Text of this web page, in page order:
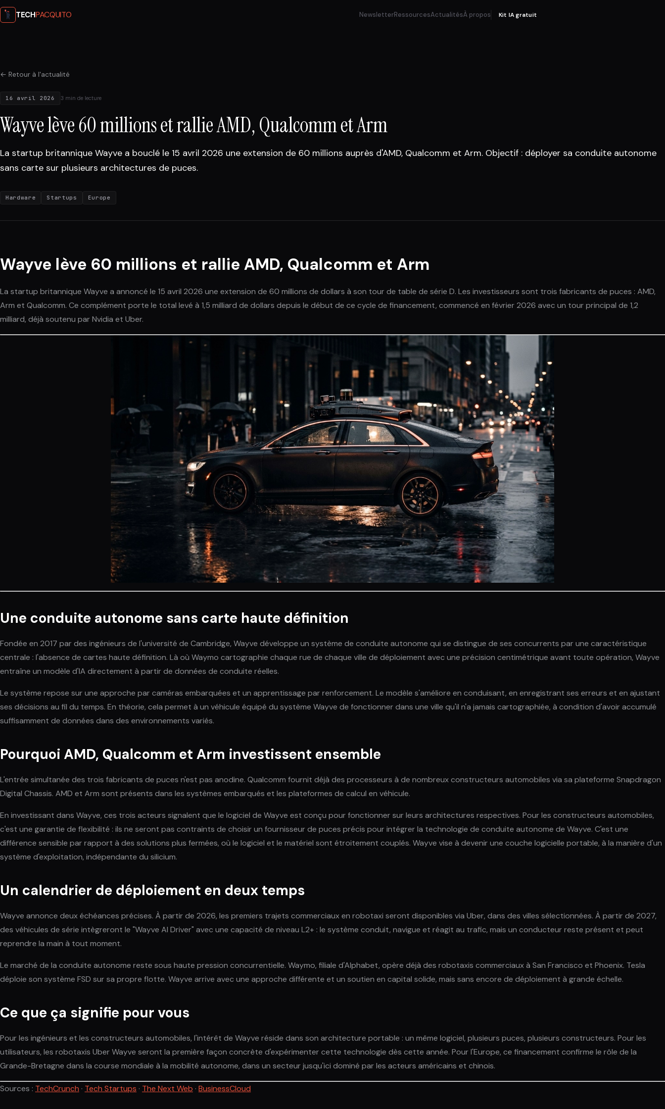
TECHPACQUITO NewsletterRessourcesActualitésÀ propos Kit IA gratuit
← Retour à l'actualité
16 avril 2026 3 min de lecture
Wayve lève 60 millions et rallie AMD, Qualcomm et Arm
La startup britannique Wayve a bouclé le 15 avril 2026 une extension de 60 millions auprès d'AMD, Qualcomm et Arm. Objectif : déployer sa conduite autonome
sans carte sur plusieurs architectures de puces.
Hardware Startups Europe
Wayve lève 60 millions et rallie AMD, Qualcomm et Arm
La startup britannique Wayve a annoncé le 15 avril 2026 une extension de 60 millions de dollars à son tour de table de série D. Les investisseurs sont trois fabricants de puces : AMD,
Arm et Qualcomm. Ce complément porte le total levé à 1,5 milliard de dollars depuis le début de ce cycle de financement, commencé en février 2026 avec un tour principal de 1,2
milliard, déjà soutenu par Nvidia et Uber.
Une conduite autonome sans carte haute définition
Fondée en 2017 par des ingénieurs de l'université de Cambridge, Wayve développe un système de conduite autonome qui se distingue de ses concurrents par une caractéristique
centrale : l'absence de cartes haute définition. Là où Waymo cartographie chaque rue de chaque ville de déploiement avec une précision centimétrique avant toute opération, Wayve
entraîne un modèle d'IA directement à partir de données de conduite réelles.
Le système repose sur une approche par caméras embarquées et un apprentissage par renforcement. Le modèle s'améliore en conduisant, en enregistrant ses erreurs et en ajustant
ses décisions au fil du temps. En théorie, cela permet à un véhicule équipé du système Wayve de fonctionner dans une ville qu'il n'a jamais cartographiée, à condition d'avoir accumulé
suffisamment de données dans des environnements variés.
Pourquoi AMD, Qualcomm et Arm investissent ensemble
L'entrée simultanée des trois fabricants de puces n'est pas anodine. Qualcomm fournit déjà des processeurs à de nombreux constructeurs automobiles via sa plateforme Snapdragon
Digital Chassis. AMD et Arm sont présents dans les systèmes embarqués et les plateformes de calcul en véhicule.
En investissant dans Wayve, ces trois acteurs signalent que le logiciel de Wayve est conçu pour fonctionner sur leurs architectures respectives. Pour les constructeurs automobiles,
c'est une garantie de flexibilité : ils ne seront pas contraints de choisir un fournisseur de puces précis pour intégrer la technologie de conduite autonome de Wayve. C'est une
différence sensible par rapport à des solutions plus fermées, où le logiciel et le matériel sont étroitement couplés. Wayve vise à devenir une couche logicielle portable, à la manière d'un
système d'exploitation, indépendante du silicium.
Un calendrier de déploiement en deux temps
Wayve annonce deux échéances précises. À partir de 2026, les premiers trajets commerciaux en robotaxi seront disponibles via Uber, dans des villes sélectionnées. À partir de 2027,
des véhicules de série intègreront le "Wayve AI Driver" avec une capacité de niveau L2+ : le système conduit, navigue et réagit au trafic, mais un conducteur reste présent et peut
reprendre la main à tout moment.
Le marché de la conduite autonome reste sous haute pression concurrentielle. Waymo, filiale d'Alphabet, opère déjà des robotaxis commerciaux à San Francisco et Phoenix. Tesla
déploie son système FSD sur sa propre flotte. Wayve arrive avec une approche différente et un soutien en capital solide, mais sans encore de déploiement à grande échelle.
Ce que ça signifie pour vous
Pour les ingénieurs et les constructeurs automobiles, l'intérêt de Wayve réside dans son architecture portable : un même logiciel, plusieurs puces, plusieurs constructeurs. Pour les
utilisateurs, les robotaxis Uber Wayve seront la première façon concrète d'expérimenter cette technologie dès cette année. Pour l'Europe, ce financement confirme le rôle de la
Grande-Bretagne dans la course mondiale à la mobilité autonome, dans un secteur jusqu'ici dominé par les acteurs américains et chinois.
Sources : TechCrunch · Tech Startups · The Next Web · BusinessCloud